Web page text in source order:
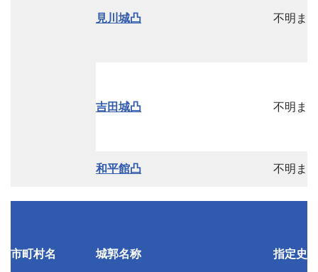
見川城凸 不明ま
吉田城凸 不明ま
和平館凸 不明ま
市町村名 城郭名称 指定史跡